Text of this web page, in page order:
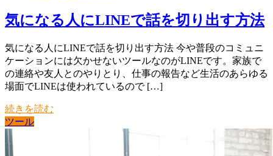
気になる人にLINEで話を切り出す方法
気になる人にLINEで話を切り出す方法 今や普段のコミュニ
ケーションには欠かせないツールなのがLINEです。家族で
の連絡や友人とのやりとり、仕事の報告など生活のあらゆる
場面でLINEは使われているので […]
続きを読む
ツール